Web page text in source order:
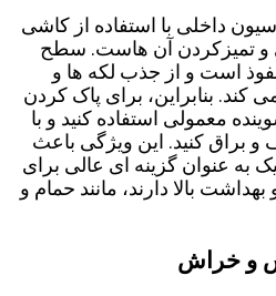
داخلی با استفاده از کاشی
و تمیزکردن آن هاست. سطح
است و از جذب لکه ‌ها و
کند. بنابراین، برای پاک کردن
معمولی استفاده کنید و با
و براق کنید. این ویژگی باعث
عنوان گزینه ‌ای عالی برای
بالا دارند، مانند حمام و
و خراش